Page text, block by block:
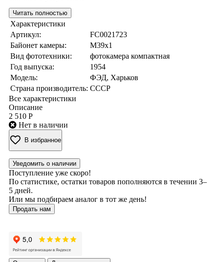
Читать полностью
Характеристики
Артикул:
FC0021723
Байонет камеры:
M39x1
Вид фототехники:
фотокамера компактная
Год выпуска:
1954
Модель:
ФЭД, Харьков
Страна производитель: СССР
Все характеристики
Описание
2 510 Р
Нет в наличии
В избранное
Уведомить о наличии
Поступление уже скоро!
По статистике, остатки товаров пополняются в течении 3–
5 дней.
Или мы подбираем аналог в тот же день!
Продать нам